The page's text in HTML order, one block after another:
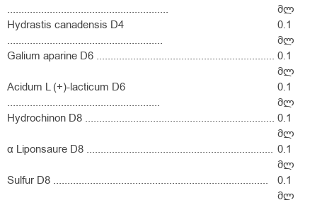
.........................................................
მლ
Hydrastis canadensis D4
.......................................................
0.1
მლ
Galium aparine D6 ............................................................... 0.1
მლ
Acidum L (+)-lacticum D6
......................................................
0.1
მლ
Hydrochinon D8 ................................................................... 0.1
მლ
α Liponsaure D8 .................................................................. 0.1
მლ
Sulfur D8 ............................................................................
0.1
მლ